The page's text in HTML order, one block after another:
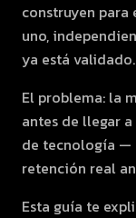
construyen
uno,
ya está validado.
El problema: la
antes de llegar
de tecnología —
retención real
Esta guía te